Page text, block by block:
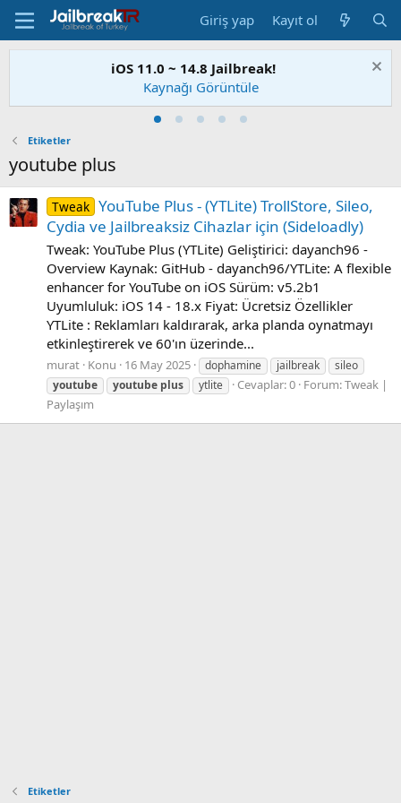
Giriş yap Kayıt ol
iOS 11.0 ~ 14.8 Jailbreak!
Kaynağı Görüntüle
Etiketler
youtube plus
Tweak YouTube Plus - (YTLite) TrollStore, Sileo,
Cydia ve Jailbreaksiz Cihazlar için (Sideloadly)
Tweak: YouTube Plus (YTLite) Geliştirici: dayanch96 -
Overview Kaynak: GitHub - dayanch96/YTLite: A flexible
enhancer for YouTube on iOS Sürüm: v5.2b1
Uyumluluk: iOS 14 - 18.x Fiyat: Ücretsiz Özellikler
YTLite : Reklamları kaldırarak, arka planda oynatmayı
etkinleştirerek ve 60'ın üzerinde...
murat Konu 16 May 2025 dophamine jailbreak
sileo
youtube
youtube plus ytlite Cevaplar: 0 Forum:Tweak |
Paylaşım
Etiketler